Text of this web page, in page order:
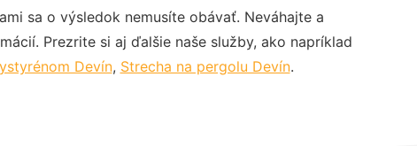
sa o výsledok nemusíte obávať. Neváhajte a
Prezrite si aj ďalšie naše služby, ako napríklad
Devín, Strecha na pergolu Devín.